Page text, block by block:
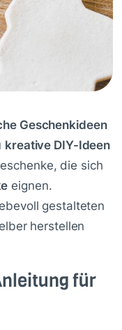
Geschenkideen
kreative DIY-Ideen
die sich
eignen.
gestalteten
herstellen
für